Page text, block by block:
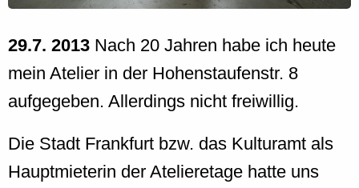
29.7. 2013 Nach 20 Jahren habe ich heute
mein Atelier in der Hohenstaufenstr. 8
aufgegeben. Allerdings nicht freiwillig.
Die Stadt Frankfurt bzw. das Kulturamt als
Hauptmieterin der Atelieretage hatte uns